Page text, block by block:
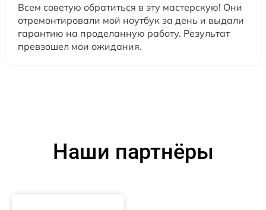
Всем советую обратиться в эту мастерскую! Они
отремонтировали мой ноутбук за день и выдали
гарантию на проделанную работу. Результат
превзошел мои ожидания.
Наши партнёры